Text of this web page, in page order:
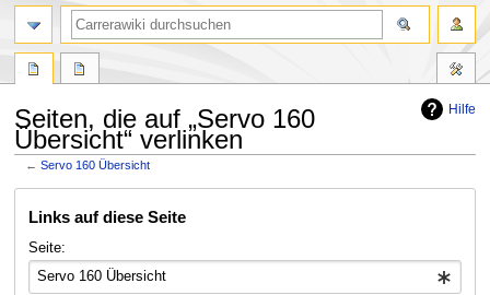
Hilfe
Seiten, die auf „Servo 160
Übersicht“ verlinken
←Servo 160 Übersicht
Navigation
Suche
Links auf diese Seite
Seite:
Suche